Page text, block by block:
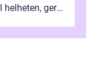
helheten, ger